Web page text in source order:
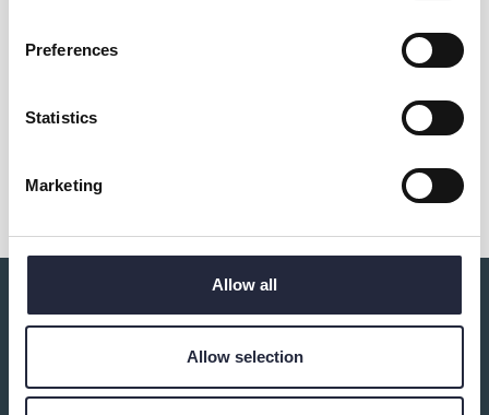
Preferences
Statistics
Marketing
Allow all
Allow selection
Övrig information
Du kanske också är intresserad av: